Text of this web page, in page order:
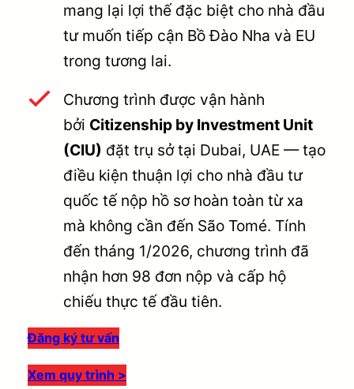
mang lại lợi thế đặc biệt cho nhà đầu
tư muốn tiếp cận Bồ Đào Nha và EU
trong tương lai.
Chương trình được vận hành
bởi Citizenship by Investment Unit
(CIU) đặt trụ sở tại Dubai, UAE — tạo
điều kiện thuận lợi cho nhà đầu tư
quốc tế nộp hồ sơ hoàn toàn từ xa
mà không cần đến São Tomé. Tính
đến tháng 1/2026, chương trình đã
nhận hơn 98 đơn nộp và cấp hộ
chiếu thực tế đầu tiên.
Đăng ký tư vấn
Xem quy trình >